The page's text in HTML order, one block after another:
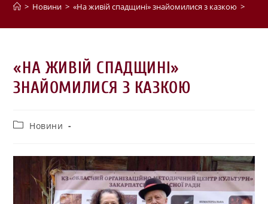
> Новини > «На живій спадщині» знайомилися з казкою >
«НА ЖИВІЙ СПАДЩИНІ»
ЗНАЙОМИЛИСЯ З КАЗКОЮ
Новини